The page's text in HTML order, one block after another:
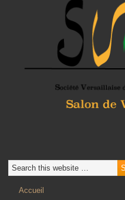
Accueil